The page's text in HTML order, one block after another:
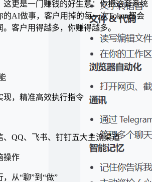
这更是一门赚钱的好生意：你把这套系统
的AI做事，客户用掉的每一次Token都会
客户用得越多，你赚得越多。
现，精准高效执行指令
、QQ、飞书、钉钉五大主流渠道
操作
从“聊”到“做”